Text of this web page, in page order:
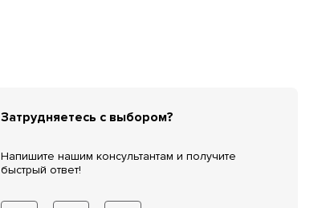
Затрудняетесь с выбором?
Напишите нашим консультантам и получите
быстрый ответ!